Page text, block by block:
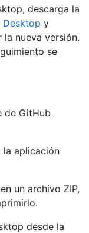
descarga la
Desktop y
nueva versión.
se
de GitHub
la aplicación
un archivo ZIP,
desde la